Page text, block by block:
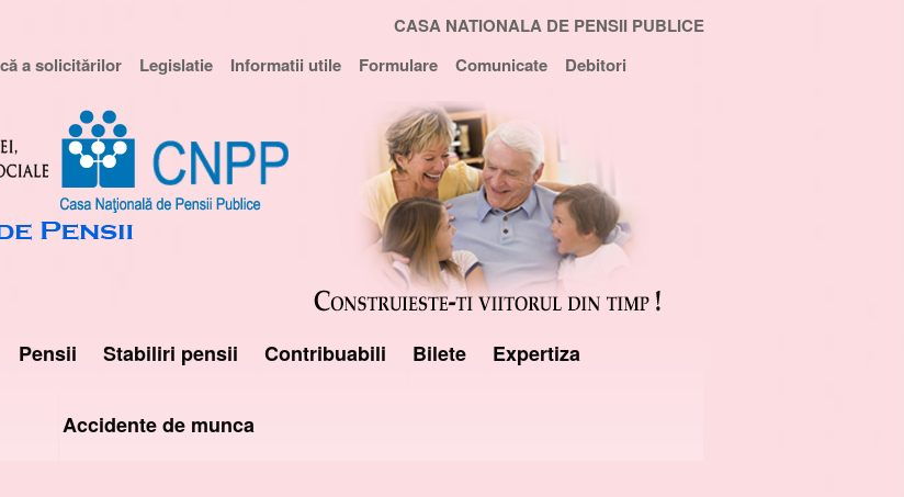
CASA NATIONALA DE PENSII PUBLICE
a solicitărilor Legislatie Informatii utile Formulare Comunicate Debitori
Pensii Stabiliri pensii Contribuabili Bilete Expertiza
Accidente de munca